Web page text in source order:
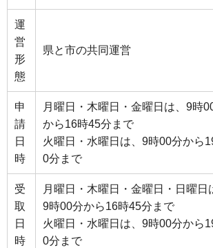
運
営
形
態
県と市の共同運営
申
請
日
時
月曜日・木曜日・金曜日は、9時
から16時45分まで
火曜日・水曜日は、9時00分から
0分まで
受
取
日
時
月曜日・木曜日・金曜日・日曜日
9時00分から16時45分まで
火曜日・水曜日は、9時00分から
0分まで